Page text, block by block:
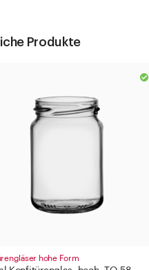
Produkte
hohe Form